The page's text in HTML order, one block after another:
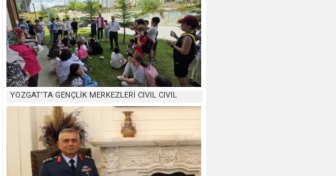
YOZGAT’TA GENÇLİK MERKEZLERİ CIVIL CIVIL